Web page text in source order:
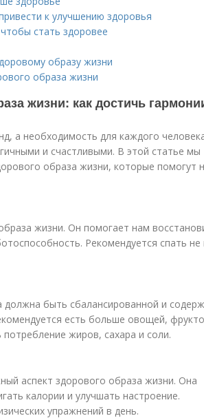
к улучшению здоровья
стать здоровее
образу жизни
образа жизни
жизни: как достичь
а необходимость для каждого
и счастливыми. В этой статье мы
образа жизни, которые помогут
жизни. Он помогает нам
Рекомендуется спать не
быть сбалансированной и
есть больше овощей,
жиров, сахара и соли.
аспект здорового образа жизни. Она
калории и улучшать настроение.
упражнений в день.